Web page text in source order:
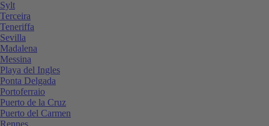
Sylt
Terceira
Teneriffa
Sevilla
Madalena
Messina
Playa del Ingles
Ponta Delgada
Portoferraio
Puerto de la Cruz
Puerto del Carmen
Rennes